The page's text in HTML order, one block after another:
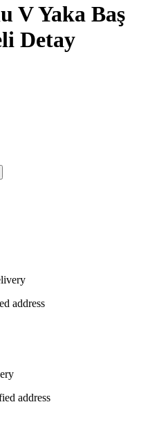
V Yaka Baş
Detay
address
address